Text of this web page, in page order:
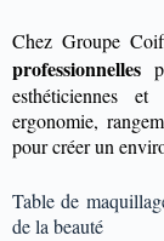
Chez Groupe
professionnelles
esthéticiennes
ergonomie,
pour créer un
Table de
de la beauté